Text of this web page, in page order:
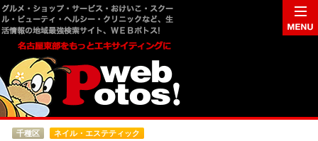
千種区 ネイル・エステティック